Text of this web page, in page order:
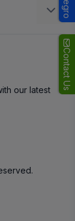
Contact Us
our latest